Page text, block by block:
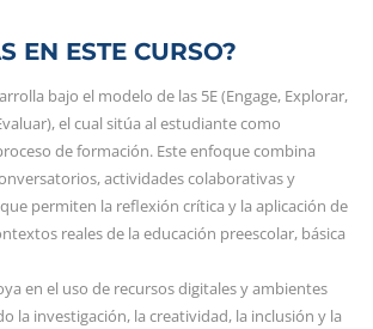
EN ESTE CURSO?
bajo el modelo de las 5E (Engage, Explorar,
el cual sitúa al estudiante como
de formación. Este enfoque combina
actividades colaborativas y
permiten la reflexión crítica y la aplicación de
reales de la educación preescolar, básica
en el uso de recursos digitales y ambientes
la investigación, la creatividad, la inclusión y la